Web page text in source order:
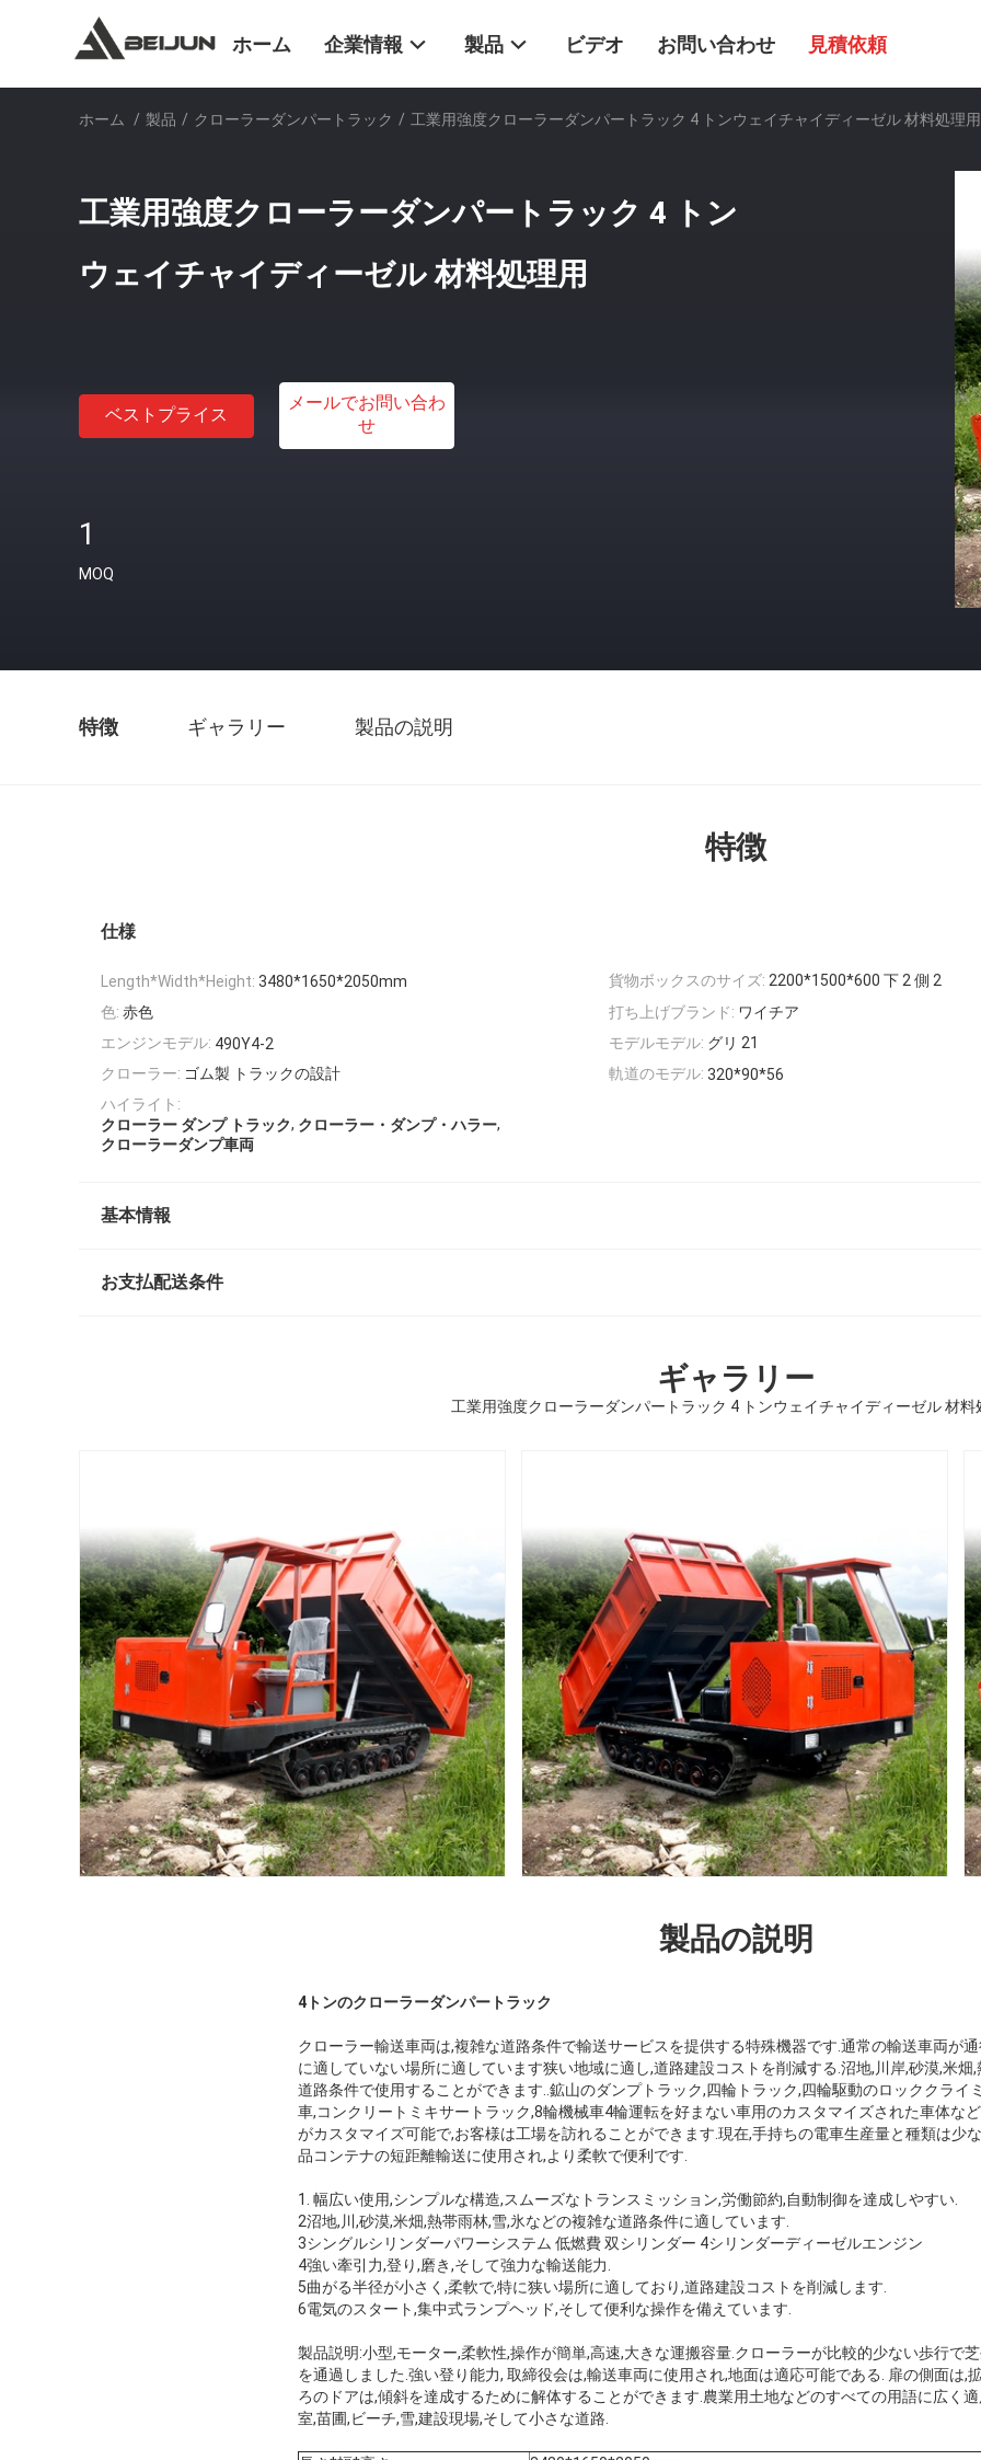
メッセージ 折り返しご連絡いたします！
ホーム 企業情報 製品 ビデオ お問い合わせ 見積依頼
ホーム / 製品 / クローラーダンパートラック / 工業用強度クローラーダンパートラック 4 トンウェイチャイディーゼル 材料処理用
工業用強度クローラーダンパートラック 4 トン
ウェイチャイディーゼル 材料処理用
ベストプライス
メールでお問い合わ
せ
1
MOQ
特徴 ギャラリー 製品の説明
特徴
仕様
Length*Width*Height: 3480*1650*2050mm 貨物ボックスのサイズ: 2200*1500*600 下 2 側 2
色: 赤色 打ち上げブランド: ワイチア
エンジンモデル: 490Y4-2 モデルモデル: グリ 21
クローラー: ゴム製 トラックの設計 軌道のモデル: 320*90*56
ハイライト:
クローラー ダンプ トラック, クローラー・ダンプ・ハラー,
クローラーダンプ車両
基本情報
お支払配送条件
ギャラリー
工業用強度クローラーダンパートラック 4 トンウェイチャイディーゼル 材料
製品の説明
4トンのクローラーダンパートラック
クローラー輸送車両は,複雑な道路条件で輸送サービスを提供する特殊機器です.通常の輸送車両が
に適していない場所に適しています狭い地域に適し,道路建設コストを削減する.沼地,川岸,砂漠,米畑
道路条件で使用することができます..鉱山のダンプトラック,四輪トラック,四輪駆動のロッククライ
車,コンクリートミキサートラック,8輪機械車4輪運転を好まない車用のカスタマイズされた車体な
がカスタマイズ可能で,お客様は工場を訪れることができます.現在,手持ちの電車生産量と種類は少
品コンテナの短距離輸送に使用され,より柔軟で便利です.
1. 幅広い使用,シンプルな構造,スムーズなトランスミッション,労働節約,自動制御を達成しやすい.
2沼地,川,砂漠,米畑,熱帯雨林,雪,氷などの複雑な道路条件に適しています.
3シングルシリンダーパワーシステム 低燃費 双シリンダー 4シリンダーディーゼルエンジン
4強い牽引力,登り,磨き,そして強力な輸送能力.
5曲がる半径が小さく,柔軟で,特に狭い場所に適しており,道路建設コストを削減します.
6電気のスタート,集中式ランプヘッド,そして便利な操作を備えています.
製品説明:小型,モーター,柔軟性,操作が簡単,高速,大きな運搬容量.クローラーが比較的少ない歩行で
を通過しました.強い登り能力, 取締役会は,輸送車両に使用され,地面は適応可能である. 扉の側面は,
ろのドアは,傾斜を達成するために解体することができます.農業用土地などのすべての用語に広く
室,苗圃,ビーチ,雪,建設現場,そして小さな道路.